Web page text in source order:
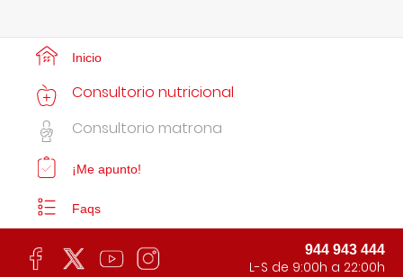
Inicio
Consultorio nutricional
Consultorio matrona
¡Me apunto!
Faqs
944 943 444
L-S de 9:00h a 22:00h